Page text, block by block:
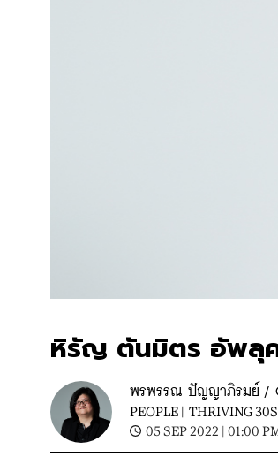
หิรัญ ตันมิตร อัพลุค
พรพรรณ ปัญญาภิรมย์ /
PEOPLE | THRIVING 30S
05 SEP 2022 | 01:00